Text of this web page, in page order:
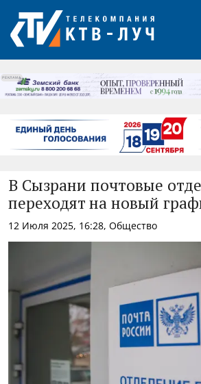
РЕКЛАМА
В Сызрани почтовые
переходят на новый
12 Июля 2025, 16:28, Общество